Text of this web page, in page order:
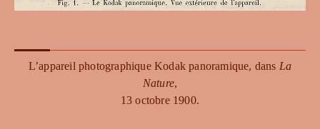
L’appareil photographique Kodak panoramique, dans La
Nature,
13 octobre 1900.